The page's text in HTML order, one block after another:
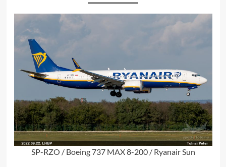
SP-RZO / Boeing 737 MAX 8-200 / Ryanair Sun